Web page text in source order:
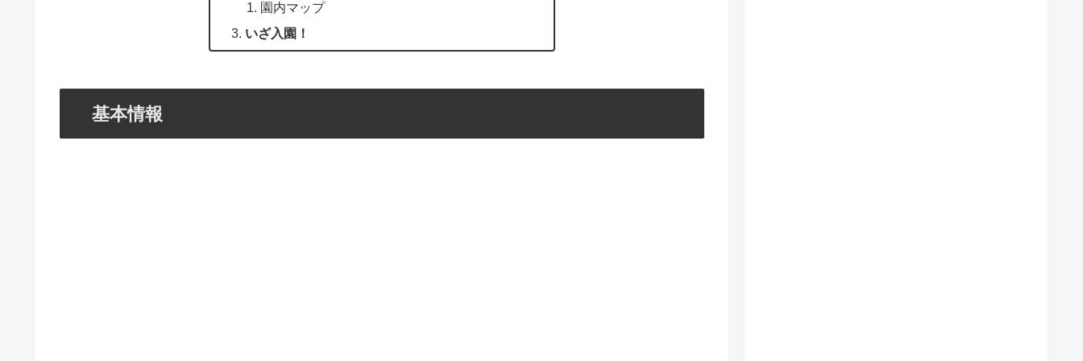
園内マップ
いざ入園！
基本情報